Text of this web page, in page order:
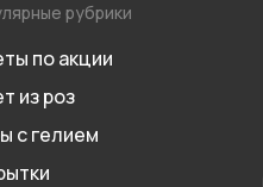
рубрики
по акции
из роз
с гелием